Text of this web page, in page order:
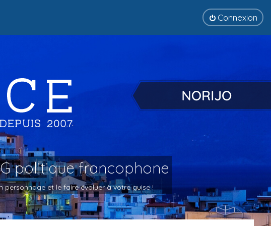
Connexion
politique francophone
personnage et le faire évoluer à votre guise !